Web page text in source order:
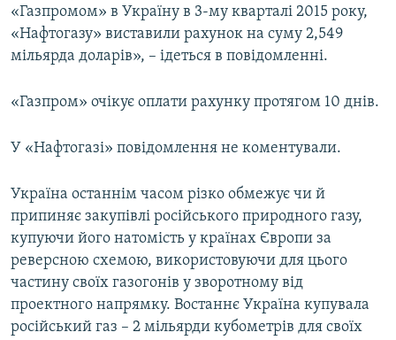
«Газпромом» в Україну в 3-му кварталі 2015 року,
«Нафтогазу» виставили рахунок на суму 2,549
мільярда доларів», – ідеться в повідомленні.
«Газпром» очікує оплати рахунку протягом 10 днів.
У «Нафтогазі» повідомлення не коментували.
Україна останнім часом різко обмежує чи й
припиняє закупівлі російського природного газу,
купуючи його натомість у країнах Європи за
реверсною схемою, використовуючи для цього
частину своїх газогонів у зворотному від
проектного напрямку. Востаннє Україна купувала
російський газ – 2 мільярди кубометрів для своїх